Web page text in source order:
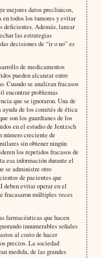
mejores datos preclínicos,
en todos los tumores y evitar
deficientes. Además, lanzar
las estrategias
decisiones de “ir o no” es
de medicamentos
pueden alcanzar entre
Cuando se analizan fracasos
encontrar problemas
que se ignoraron. Una de
ayuda de los comités de ética
son los guardianes de los
en el estudio de Jentzsch
número creciente de
sin obtener ningún
los repetidos fracasos de
esa información durante el
se administre otro
de pacientes que
evitar operar en el
fracasaron múltiples veces
farmacéuticas que hacen
innumerables señales
al costo de hacer
precios. La sociedad
medida, de las grandes